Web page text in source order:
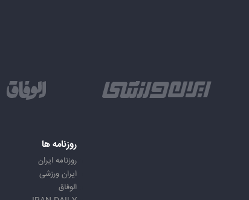
روزنامه ها
روزنامه ایران
ایران ورزشی
الوفاق